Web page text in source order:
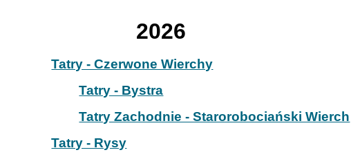
2026
Tatry - Czerwone Wierchy
Tatry - Bystra
Tatry Zachodnie - Starorobociański Wierch
Tatry - Rysy